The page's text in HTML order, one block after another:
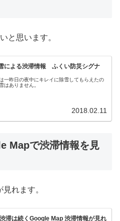
と思います。
による渋滞情報 ふくい防災シグナ
一昨日の夜中にキレイに除雪してもらえたの
はありません。
2018.02.11
Mapで渋滞情報を見
れます。
滞は続くGoogle Map 渋滞情報が見れ